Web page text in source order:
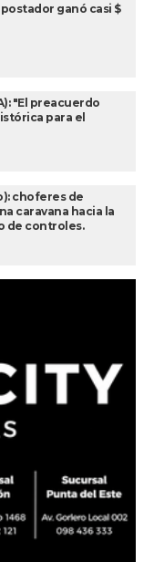
ganó casi $
"El preacuerdo
para el
choferes de
caravana hacia la
de controles.